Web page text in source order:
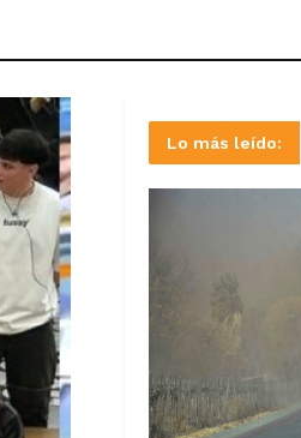
Lo más leído: